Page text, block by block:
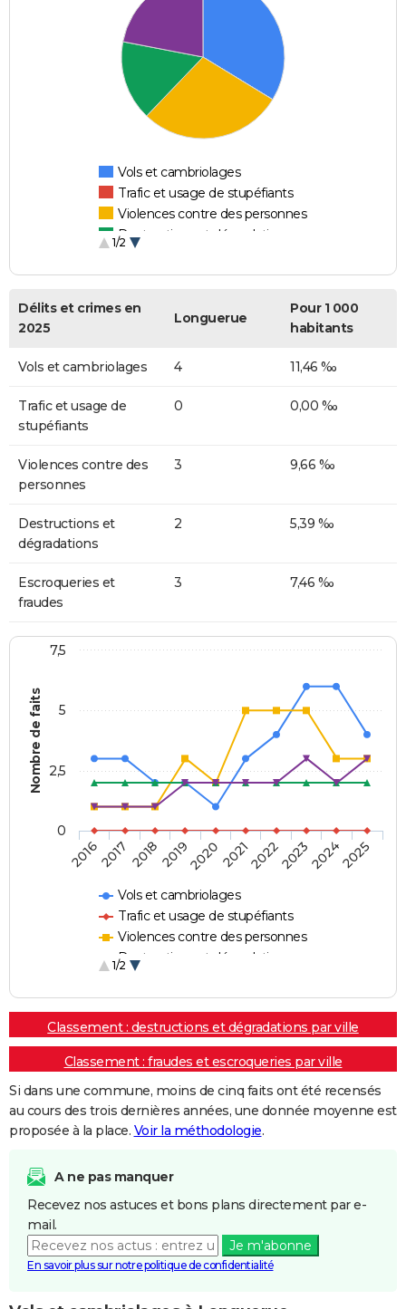
Vols et cambriolages
Trafic et usage de stupéfiants
Violences contre des personnes
Destructions et dégradations
1/2
Délits et crimes en
2025
Longuerue
Pour 1 000
habitants
Vols et cambriolages 4 11,46 ‰
Trafic et usage de
stupéfiants
0 0,00 ‰
Violences contre des
personnes
3 9,66 ‰
Destructions et
dégradations
2 5,39 ‰
Escroqueries et
fraudes
3 7,46 ‰
Nombre de faits
Vols et cambriolages
Trafic et usage de stupéfiants
Violences contre des personnes
Destructions et dégradations
1/2
20162017 20182019202020212022202320242025
0
2,5
5
7,5
Classement : destructions et dégradations par ville
Classement : fraudes et escroqueries par ville
Si dans une commune, moins de cinq faits ont été recensés
au cours des trois dernières années, une donnée moyenne est
proposée à la place. Voir la méthodologie.
A ne pas manquer
Recevez nos astuces et bons plans directement par e-
mail.
Je m'abonne
En savoir plus sur notre politique de confidentialité